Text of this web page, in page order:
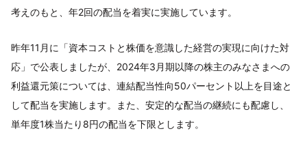
考えのもと、年2回の配当を着実に実施しています。
昨年11月に「資本コストと株価を意識した経営の実現に向けた対
応」で公表しましたが、2024年3月期以降の株主のみなさまへの
利益還元策については、連結配当性向50パーセント以上を目途と
して配当を実施します。また、安定的な配当の継続にも配慮し、
単年度1株当たり8円の配当を下限とします。